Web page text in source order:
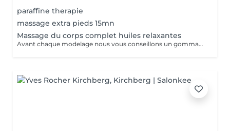
paraffine therapie
massage extra pieds 15mn
Massage du corps complet huiles relaxantes
Avant chaque modelage nous vous conseillons un gommage du corps peau de velours qui rendra votre peau toute douce. Le modelage est réalise par des personnes diplômées